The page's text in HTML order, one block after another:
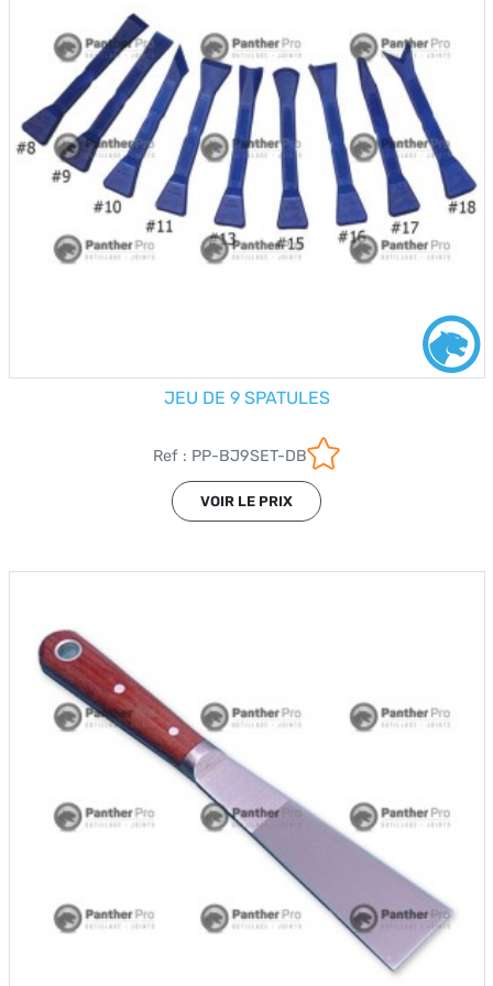
JEU DE 9 SPATULES
Ref : PP-BJ9SET-DB
VOIR LE PRIX